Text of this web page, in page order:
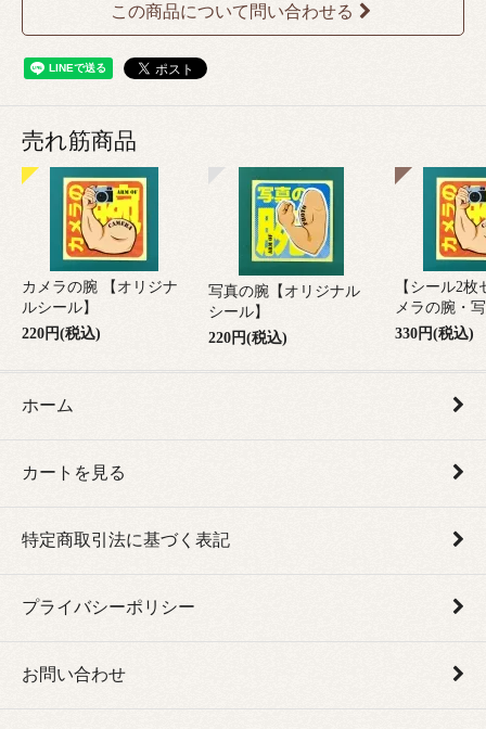
この商品について問い合わせる
売れ筋商品
カメラの腕 【オリジナ
ルシール】
220円(税込)
写真の腕【オリジナル
シール】
220円(税込)
【シール2
メラの腕・
330円(税込)
ホーム
カートを見る
特定商取引法に基づく表記
プライバシーポリシー
お問い合わせ